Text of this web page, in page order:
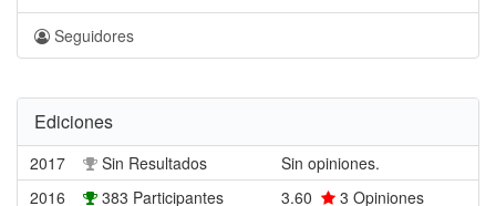
Seguidores
Ediciones
2017 Sin Resultados
Sin opiniones.
2016
383 Participantes 3.60 3 Opiniones